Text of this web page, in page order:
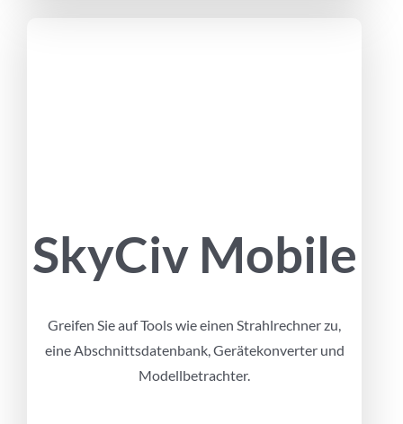
SkyCiv Mobile
Greifen Sie auf Tools wie einen Strahlrechner zu,
eine Abschnittsdatenbank, Gerätekonverter und
Modellbetrachter.